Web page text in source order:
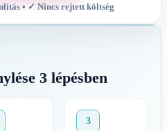
• ✓ Nincs rejtett költség
3 lépésben
3